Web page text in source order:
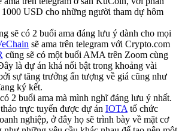
USD cho những người tham dự hôm
sẽ có 2 buổi ama đáng lưu ý dành cho mọi
sẽ ama trên telegram với Crypto.com
cũng sẽ có một buổi AMA trên Zoom cùng
là dự án khá nổi bật trong khoảng vài
sự tăng trưởng ấn tượng về giá cũng như
ký kết.
2 buổi ama mà mình nghĩ đáng lưu ý nhất.
trực tuyến được dự án IOTA tổ chức
nghiệp, ở đây họ sẽ trình bày về mặt cơ